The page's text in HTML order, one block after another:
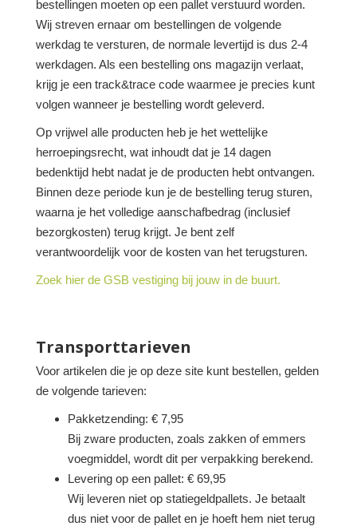
bestellingen moeten op een pallet verstuurd worden.
Wij streven ernaar om bestellingen de volgende
werkdag te versturen, de normale levertijd is dus 2-4
werkdagen. Als een bestelling ons magazijn verlaat,
krijg je een track&trace code waarmee je precies kunt
volgen wanneer je bestelling wordt geleverd.
Op vrijwel alle producten heb je het wettelijke
herroepingsrecht, wat inhoudt dat je 14 dagen
bedenktijd hebt nadat je de producten hebt ontvangen.
Binnen deze periode kun je de bestelling terug sturen,
waarna je het volledige aanschafbedrag (inclusief
bezorgkosten) terug krijgt. Je bent zelf
verantwoordelijk voor de kosten van het terugsturen.
Zoek hier de GSB vestiging bij jouw in de buurt.
Transporttarieven
Voor artikelen die je op deze site kunt bestellen, gelden
de volgende tarieven:
Pakketzending: € 7,95
Bij zware producten, zoals zakken of emmers
voegmiddel, wordt dit per verpakking berekend.
Levering op een pallet: € 69,95
Wij leveren niet op statiegeldpallets. Je betaalt
dus niet voor de pallet en je hoeft hem niet terug